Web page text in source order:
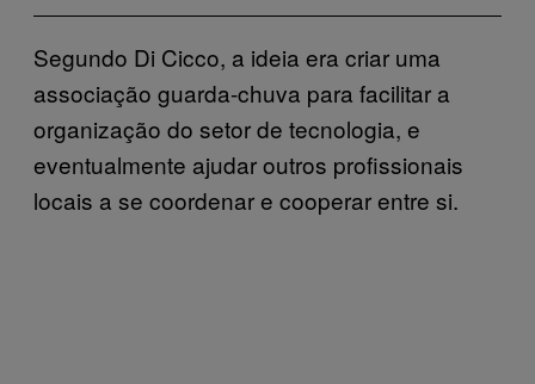
Segundo Di Cicco, a ideia era criar uma
associação guarda-chuva para facilitar a
organização do setor de tecnologia, e
eventualmente ajudar outros profissionais
locais a se coordenar e cooperar entre si.